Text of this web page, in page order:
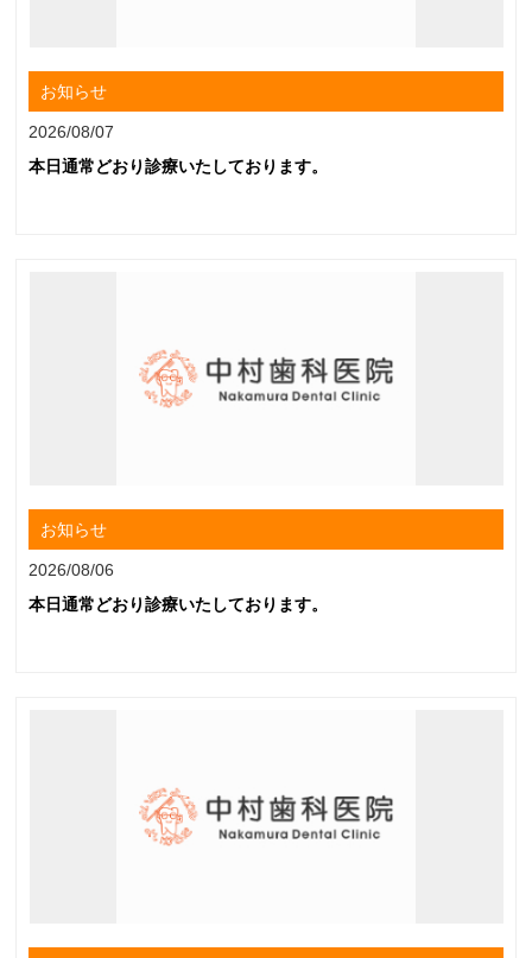
お知らせ
2026/08/07
本日通常どおり診療いたしております。
お知らせ
2026/08/06
本日通常どおり診療いたしております。